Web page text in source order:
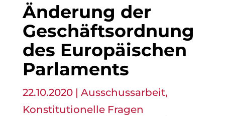
Änderung der
Geschäftsordnung
des Europäischen
Parlaments
22.10.2020| Ausschussarbeit,
Konstitutionelle Fragen